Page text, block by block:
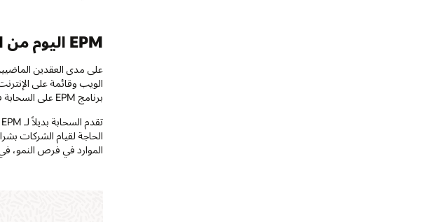
EPM اليوم من البيئة المحلية إلى السحابة
برنامج EPM على السحابة فهذا يعني ببساطة أنه موجود على شبكة من الخوادم البعيدة، بدلاً من موقع الشركة.
الحاجة لقيام الشركات
الموارد في فرص النمو،